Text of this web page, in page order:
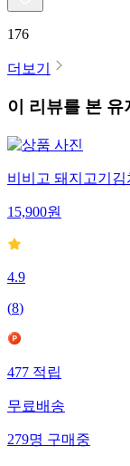
176
더보기
이 리뷰를 본
비비고 돼지고기김
15,900원
4.9
(8)
477 적립
무료배송
279명 구매중